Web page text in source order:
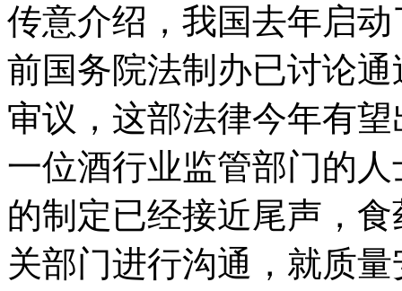
传意介绍，我国去年启
前国务院法制办已讨论
审议，这部法律今年有望
一位酒行业监管部门的
的制定已经接近尾声，
关部门进行沟通，就质